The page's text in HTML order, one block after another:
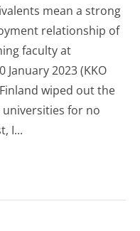
mean a strong
relationship of
faculty at
2023 (KKO
wiped out the
for no
I...